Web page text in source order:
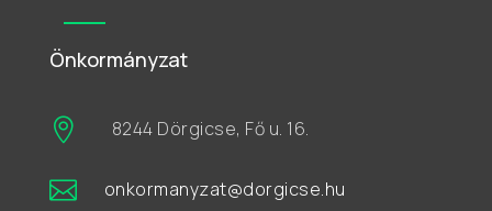
Önkormányzat
 8244 Dörgicse, Fő u. 16.
 onkormanyzat@dorgicse.hu